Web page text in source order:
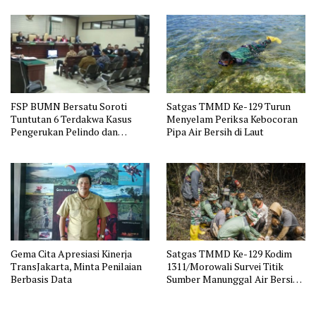
FSP BUMN Bersatu Soroti
Tuntutan 6 Terdakwa Kasus
Pengerukan Pelindo dan
Satgas TMMD Ke-129 Turun
Menyelam Periksa Kebocoran
Pipa Air Bersih di Laut
Gema Cita Apresiasi Kinerja
TransJakarta, Minta Penilaian
Berbasis Data
Satgas TMMD Ke-129 Kodim
1311/Morowali Survei Titik
Sumber Manunggal Air Bersih